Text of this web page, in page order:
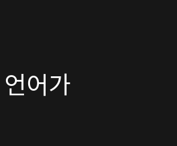
어가